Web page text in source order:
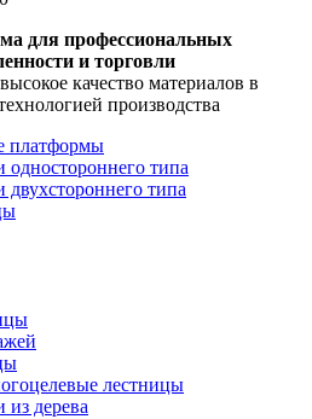
для профессиональных
и торговли
качество материалов в
производства
платформы
типа
типа
лестницы
дерева